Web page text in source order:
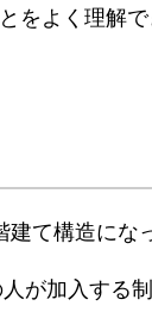
をよく理解
て構造にな
が加入する